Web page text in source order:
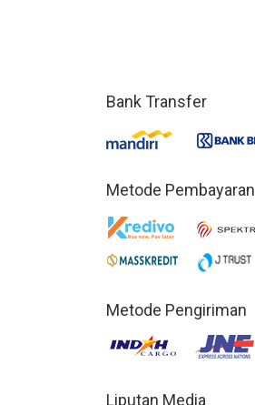
Bank Transfer
Metode Pembayaran
Metode Pengiriman
Liputan Media